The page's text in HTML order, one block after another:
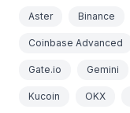
Aster Binance
Coinbase Advanced
Gate.io Gemini
Kucoin OKX